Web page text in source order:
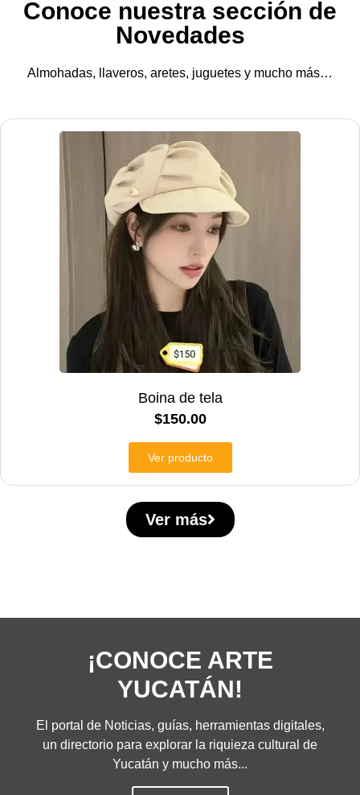
Conoce nuestra sección de
Novedades
Almohadas, llaveros, aretes, juguetes y mucho más…
Boina de tela
$150.00
Ver producto
Ver más
¡CONOCE ARTE
YUCATÁN!
El portal de Noticias, guías, herramientas digitales,
un directorio para explorar la riquieza cultural de
Yucatán y mucho más...